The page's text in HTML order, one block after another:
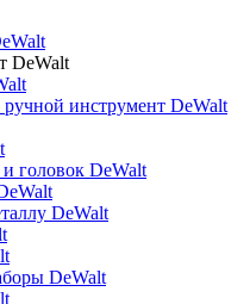
DeWalt
инструмент DeWalt
головок DeWalt
DeWalt
DeWalt